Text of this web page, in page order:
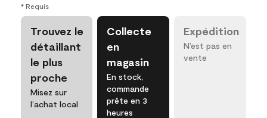
* Requis
Trouvez le
détaillant
le plus
proche
Misez sur
l’achat local
Collecte
en
magasin
En stock,
commande
prête en 3
heures
Expédition
N’est pas en
vente